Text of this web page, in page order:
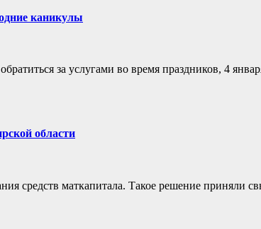
каникулы
за услугами во время праздников, 4
области
средств маткапитала. Такое решение приняли